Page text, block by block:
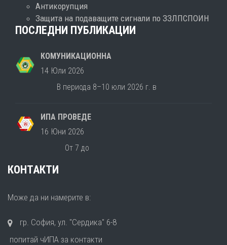
Антикорупция
Защита на подаващите сигнали по ЗЗЛПСПОИН
ПОСЛЕДНИ ПУБЛИКАЦИИ
КОМУНИКАЦИОННА
14 Юли 2026
В периода 8–10 юли 2026 г. в
ИПА ПРОВЕДЕ
16 Юни 2026
От 7 до
КОНТАКТИ
Може да ни намерите в:
гр. София, ул. "Сердика" 6-8
попитай чИПА за контакти